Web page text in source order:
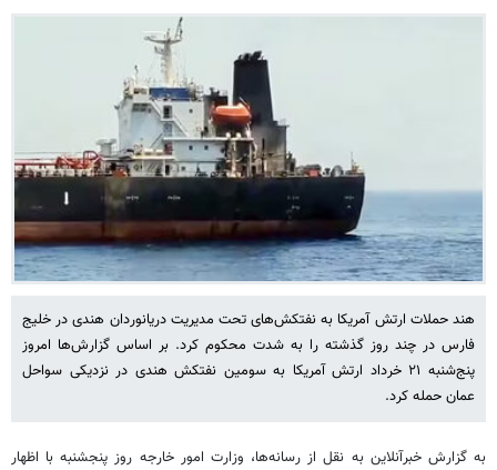
هند حملات ارتش آمریکا به نفتکش‌های تحت مدیریت دریانوردان هندی در خلیج
فارس در چند روز گذشته را به شدت محکوم کرد. بر اساس گزارش‌ها امروز
پنج‌شنبه ۲۱ خرداد ارتش آمریکا به سومین نفتکش هندی در نزدیکی سواحل
عمان حمله کرد.
به گزارش خبرآنلاین به نقل از رسانه‌ها، وزارت امور خارجه روز پنجشنبه با اظهار